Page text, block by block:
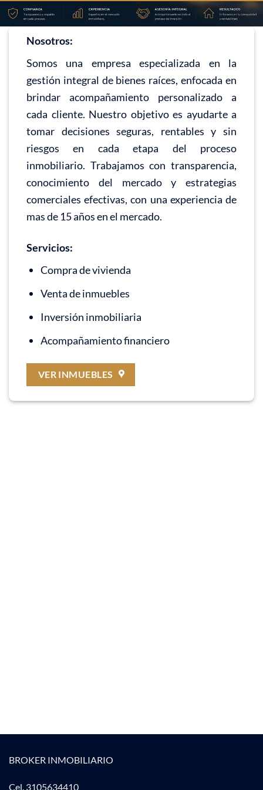
Nosotros:
Somos una empresa especializada en la
gestión integral de bienes raíces, enfocada en
brindar acompañamiento personalizado a
cada cliente. Nuestro objetivo es ayudarte a
tomar decisiones seguras, rentables y sin
riesgos en cada etapa del proceso
inmobiliario. Trabajamos con transparencia,
conocimiento del mercado y estrategias
comerciales efectivas, con una experiencia de
mas de 15 años en el mercado.
Servicios:
Compra de vivienda
Venta de inmuebles
Inversión inmobiliaria
Acompañamiento financiero
VER INMUEBLES
BROKER INMOBILIARIO
Cel. 3105634410